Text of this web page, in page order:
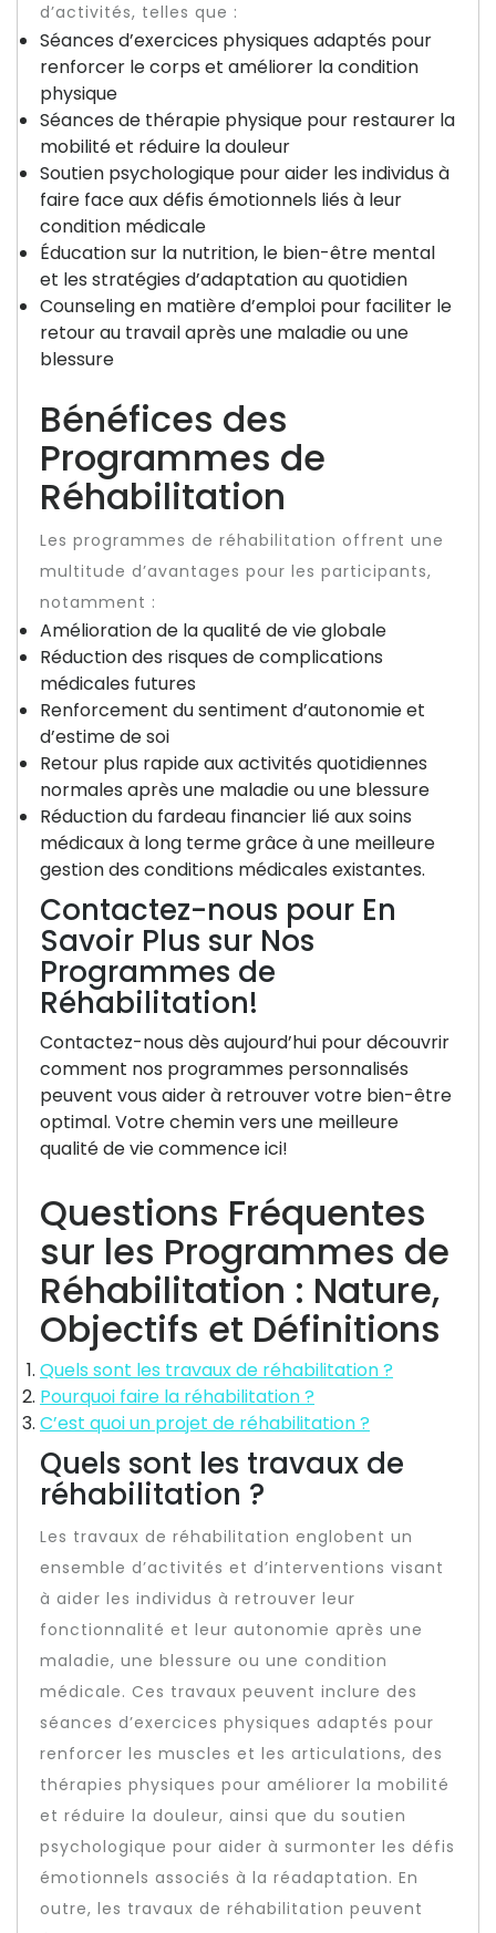
d’activités, telles que :
Séances d’exercices physiques adaptés pour
renforcer le corps et améliorer la condition
physique
Séances de thérapie physique pour restaurer la
mobilité et réduire la douleur
Soutien psychologique pour aider les individus à
faire face aux défis émotionnels liés à leur
condition médicale
Éducation sur la nutrition, le bien-être mental
et les stratégies d’adaptation au quotidien
Counseling en matière d’emploi pour faciliter le
retour au travail après une maladie ou une
blessure
Bénéfices des
Programmes de
Réhabilitation
Les programmes de réhabilitation offrent une
multitude d’avantages pour les participants,
notamment :
Amélioration de la qualité de vie globale
Réduction des risques de complications
médicales futures
Renforcement du sentiment d’autonomie et
d’estime de soi
Retour plus rapide aux activités quotidiennes
normales après une maladie ou une blessure
Réduction du fardeau financier lié aux soins
médicaux à long terme grâce à une meilleure
gestion des conditions médicales existantes.
Contactez-nous pour En
Savoir Plus sur Nos
Programmes de
Réhabilitation!
Contactez-nous dès aujourd’hui pour découvrir
comment nos programmes personnalisés
peuvent vous aider à retrouver votre bien-être
optimal. Votre chemin vers une meilleure
qualité de vie commence ici!
Questions Fréquentes
sur les Programmes de
Réhabilitation : Nature,
Objectifs et Définitions
Quels sont les travaux de réhabilitation ?
Pourquoi faire la réhabilitation ?
C’est quoi un projet de réhabilitation ?
Quels sont les travaux de
réhabilitation ?
Les travaux de réhabilitation englobent un
ensemble d’activités et d’interventions visant
à aider les individus à retrouver leur
fonctionnalité et leur autonomie après une
maladie, une blessure ou une condition
médicale. Ces travaux peuvent inclure des
séances d’exercices physiques adaptés pour
renforcer les muscles et les articulations, des
thérapies physiques pour améliorer la mobilité
et réduire la douleur, ainsi que du soutien
psychologique pour aider à surmonter les défis
émotionnels associés à la réadaptation. En
outre, les travaux de réhabilitation peuvent